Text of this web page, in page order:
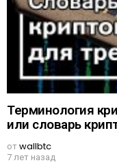
Терминология
или словарь
отwallbtc
7 лет назад